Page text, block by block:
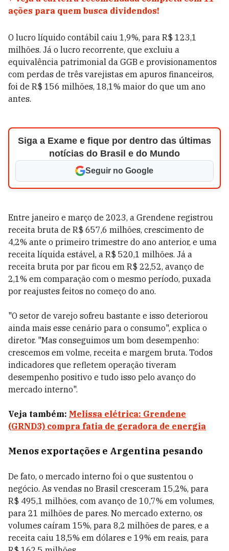
ações para quem busca dividendos!
O lucro líquido contábil caiu 1,9%, para R$ 123,1
milhões. Já o lucro recorrente, que excluiu a
equivalência patrimonial da GGB e provisionamentos
com perdas de três varejistas em apuros financeiros,
foi de R$ 156 milhões, 18,1% maior do que um ano
antes.
Siga a Exame e fique por dentro das últimas
notícias do Brasil e do Mundo
Seguir no Google
Entre janeiro e março de 2023, a Grendene registrou
receita bruta de R$ 657,6 milhões, crescimento de
4,2% ante o primeiro trimestre do ano anterior, e uma
receita líquida estável, a R$ 520,1 milhões. Já a
receita bruta por par ficou em R$ 22,52, avanço de
2,1% em comparação com o mesmo período, puxada
por reajustes feitos no começo do ano.
"O setor de varejo sofreu bastante e isso deteriorou
ainda mais esse cenário para o consumo", explica o
diretor. "Mas conseguimos um bom desempenho:
crescemos em volme, receita e margem bruta. Todos
indicadores que refletem operação tiveram
desempenho positivo e tudo isso pelo avanço do
mercado interno".
Veja também: Melissa elétrica: Grendene
(GRND3) compra fatia de geradora de energia
Menos exportações e Argentina pesando
De fato, o mercado interno foi o que sustentou o
negócio. As vendas no Brasil cresceram 15,2%, para
R$ 495,1 milhões, com avanço de 10,7% em volumes,
para 21 milhões de pares. No mercado externo, os
volumes caíram 15%, para 8,2 milhões de pares, e a
receita caiu 18,5% em dólares e 19% em reais, para